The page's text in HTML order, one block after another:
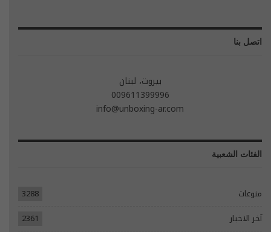
اتصل بنا
بيروت، لبنان
009611399996
info@unboxing-ar.com
الفئات الشعبية
منوعات
3288
آخر الاخبار
2361